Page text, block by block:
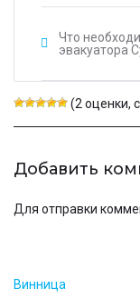
Винница
Что
эвакуатора
(2 оценки,
Добавить
Для отправки